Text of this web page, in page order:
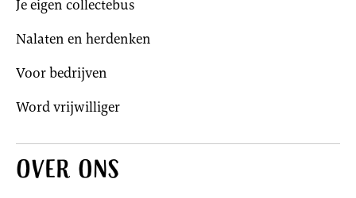
Je eigen collectebus
Nalaten en herdenken
Voor bedrijven
Word vrijwilliger
Over ons